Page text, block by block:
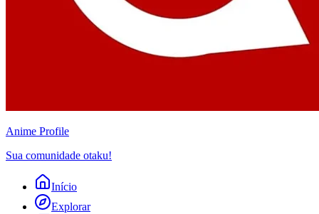
Anime Profile
Sua comunidade otaku!
Início
Explorar